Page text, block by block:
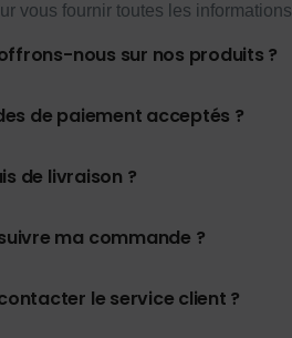
vous fournir toutes les
nous sur nos produits ?
de paiement acceptés ?
de livraison ?
ma commande ?
le service client ?